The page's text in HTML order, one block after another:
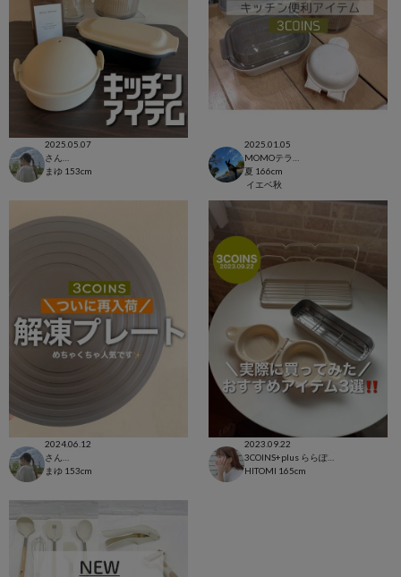
2025.05.07
まゆ 153cm
2025.01.05
夏 166cm
イエベ秋
2024.06.12
まゆ 153cm
2023.09.22
3COINS+plus ららぽーと和泉店
HITOMI 165cm